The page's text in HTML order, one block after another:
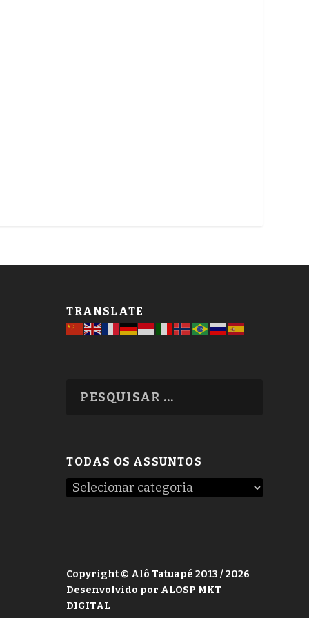
TRANSLATE
TODAS OS ASSUNTOS
Copyright © Alô Tatuapé 2013 / 2026
Desenvolvido por ALOSP MKT
DIGITAL